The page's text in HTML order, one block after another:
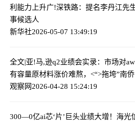
利能力上升广!深铁路：提名李丹江先
事候选人
新华社2026-05-07 13:49:19
全文|亚!马,逊q2业绩会实录：市场对
有容量原材料涨价难熬，<“>拖垮”南
观察网2026-04-28 15:24:19
300—0亿ai芯‘片’巨头业绩大增！海光